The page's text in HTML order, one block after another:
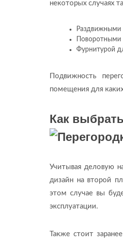
некоторых случаях
Раздвижными
Фурнитурой
Подвижность
помещения для
Как
Учитывая деловую
дизайн на второй
этом случае вы
эксплуатации.
Также стоит